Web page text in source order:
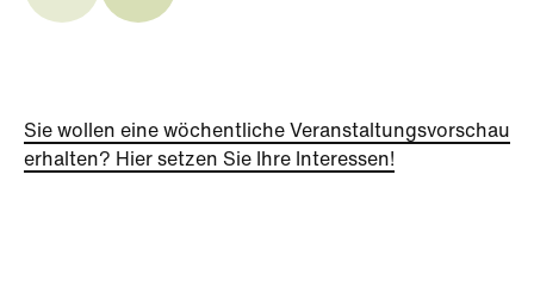
Sie wollen eine wöchentliche Veranstaltungsvorschau
erhalten? Hier setzen Sie Ihre Interessen!